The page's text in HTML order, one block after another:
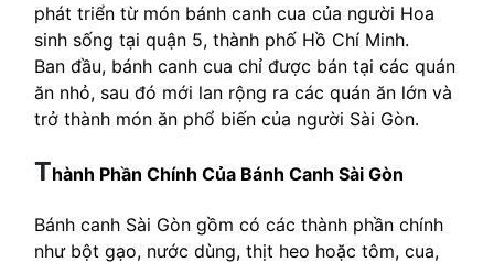
phát triển từ món bánh canh cua của người Hoa
sinh sống tại quận 5, thành phố Hồ Chí Minh.
Ban đầu, bánh canh cua chỉ được bán tại các quán
ăn nhỏ, sau đó mới lan rộng ra các quán ăn lớn và
trở thành món ăn phổ biến của người Sài Gòn.
Thành Phần Chính Của Bánh Canh Sài Gòn
Bánh canh Sài Gòn gồm có các thành phần chính
như bột gạo, nước dùng, thịt heo hoặc tôm, cua,